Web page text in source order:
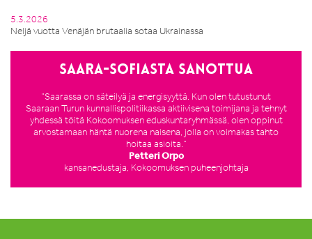
5.3.2026
Neljä vuotta Venäjän brutaalia sotaa Ukrainassa
Saara-Sofiasta sanottua
”Saarassa on säteilyä ja energisyyttä. Kun olen tutustunut
Saaraan Turun kunnallispolitiikassa aktiivisena toimijana ja tehnyt
yhdessä töitä Kokoomuksen eduskuntaryhmässä, olen oppinut
arvostamaan häntä nuorena naisena, jolla on voimakas tahto
hoitaa asioita.”
Petteri Orpo
kansanedustaja, Kokoomuksen puheenjohtaja